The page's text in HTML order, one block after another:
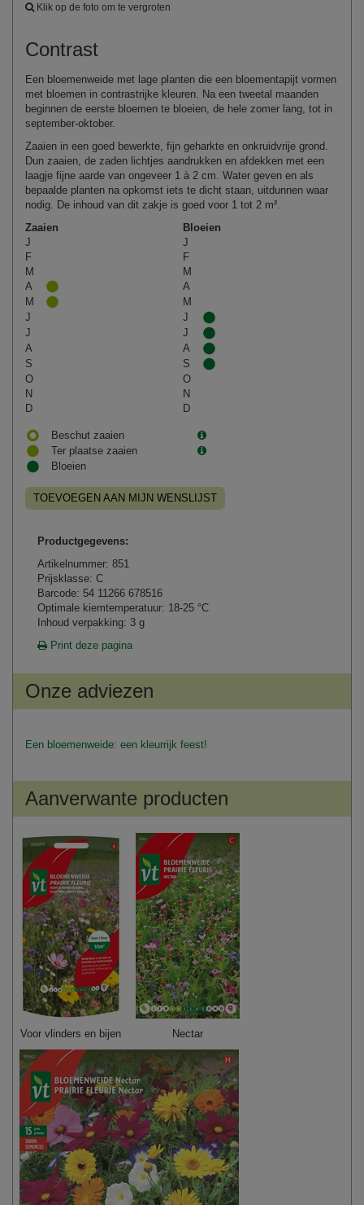
Klik op de foto om te vergroten
Contrast
Een bloemenweide met lage planten die een bloementapijt vormen
met bloemen in contrastrijke kleuren. Na een tweetal maanden
beginnen de eerste bloemen te bloeien, de hele zomer lang, tot in
september‑oktober.
Zaaien in een goed bewerkte, fijn geharkte en onkruidvrije grond.
Dun zaaien, de zaden lichtjes aandrukken en afdekken met een
laagje fijne aarde van ongeveer 1 à 2 cm. Water geven en als
bepaalde planten na opkomst iets te dicht staan, uitdunnen waar
nodig. De inhoud van dit zakje is goed voor 1 tot 2 m².
Zaaien
Bloeien
J
J
F
F
M
M
A
A
M
M
J
J
J
J
A
A
S
S
O
O
N
N
D
D
Beschut zaaien
Ter plaatse zaaien
Bloeien
TOEVOEGEN AAN MIJN WENSLIJST
Productgegevens:
Artikelnummer: 851
Prijsklasse: C
Barcode: 54 11266 678516
Optimale kiemtemperatuur: 18-25 °C
Inhoud verpakking: 3 g
Print deze pagina
Onze adviezen
Een bloemenweide: een kleurrijk feest!
Aanverwante producten
Voor vlinders en bijen Nectar